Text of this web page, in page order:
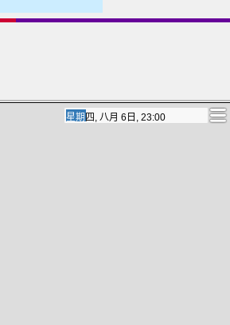
星期五, 八月 7日, 17:00
星期五, 八月 7日, 17:00